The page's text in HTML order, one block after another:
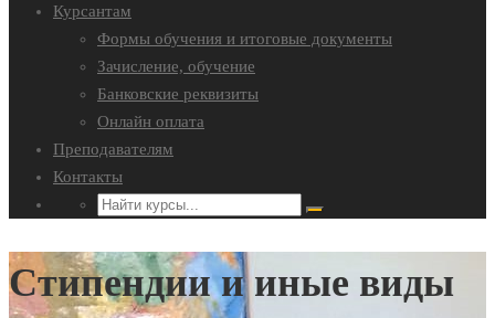
Курсантам
Формы обучения и итоговые документы
Зачисление, обучение
Банковские реквизиты
Онлайн оплата
Преподавателям
Контакты
Стипендии и иные виды